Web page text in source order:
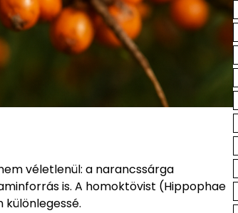
véletlenül: a narancssárga
is. A homoktövist (Hippophae
különlegessé.